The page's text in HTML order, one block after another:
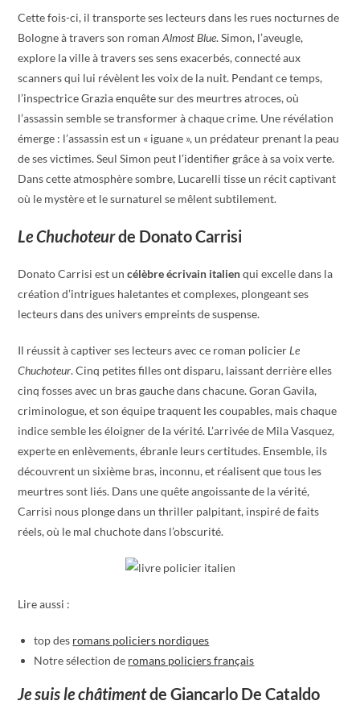
Cette fois-ci, il transporte ses lecteurs dans les rues nocturnes de
Bologne à travers son romanAlmost Blue. Simon, l’aveugle,
explore la ville à travers ses sens exacerbés, connecté aux
scanners qui lui révèlent les voix de la nuit. Pendant ce temps,
l’inspectrice Grazia enquête sur des meurtres atroces, où
l’assassin semble se transformer à chaque crime. Une révélation
émerge : l’assassin est un « iguane », un prédateur prenant la peau
de ses victimes. Seul Simon peut l’identifier grâce à sa voix verte.
Dans cette atmosphère sombre, Lucarelli tisse un récit captivant
où le mystère et le surnaturel se mêlent subtilement.
Le Chuchoteurde Donato Carrisi
Donato Carrisi est uncélèbre écrivain italienqui excelle dans la
création d’intrigues haletantes et complexes, plongeant ses
lecteurs dans des univers empreints de suspense.
Il réussit à captiver ses lecteurs avec ce roman policierLe
Chuchoteur. Cinq petites filles ont disparu, laissant derrière elles
cinq fosses avec un bras gauche dans chacune. Goran Gavila,
criminologue, et son équipe traquent les coupables, mais chaque
indice semble les éloigner de la vérité. L’arrivée de Mila Vasquez,
experte en enlèvements, ébranle leurs certitudes. Ensemble, ils
découvrent un sixième bras, inconnu, et réalisent que tous les
meurtres sont liés. Dans une quête angoissante de la vérité,
Carrisi nous plonge dans un thriller palpitant, inspiré de faits
réels, où le mal chuchote dans l’obscurité.
Lire aussi :
top des romans policiers nordiques
Notre sélection de romans policiers français
Je suis le châtimentde Giancarlo De Cataldo